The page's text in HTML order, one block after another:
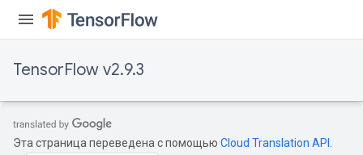
TensorFlow v2.9.3
Эта страница переведена с помощью Cloud Translation API